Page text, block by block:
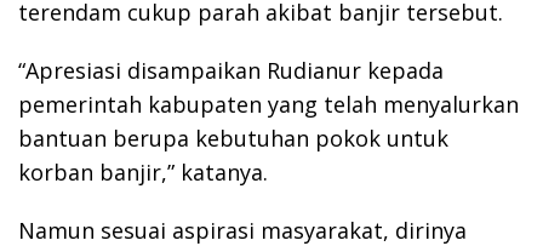
terendam cukup parah akibat banjir tersebut.
“Apresiasi disampaikan Rudianur kepada
pemerintah kabupaten yang telah menyalurkan
bantuan berupa kebutuhan pokok untuk
korban banjir,” katanya.
Namun sesuai aspirasi masyarakat, dirinya